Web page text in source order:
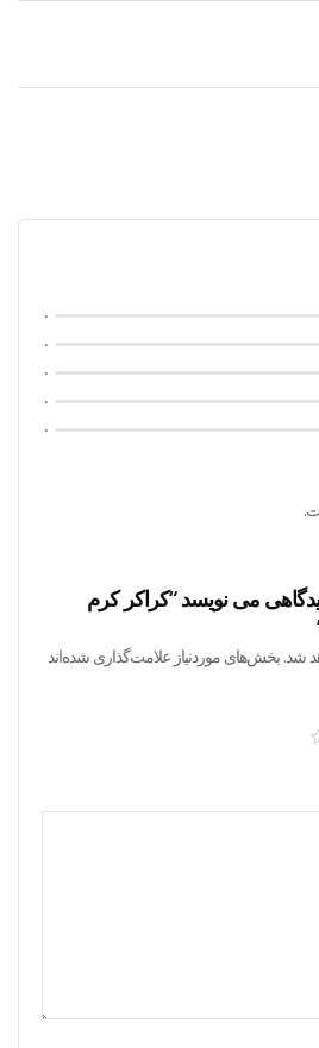
۰
۰
۰
۰
۰
می نویسد “کراکر کرم
شد. بخش‌های موردنیاز علامت‌گذاری شده‌اند